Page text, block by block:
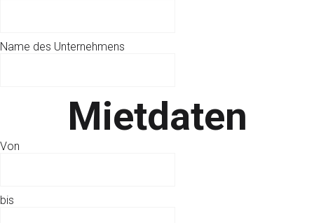
Name des Unternehmens
Mietdaten
Von
bis